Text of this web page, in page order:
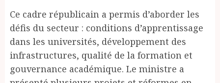
Ce cadre républicain a permis d’aborder les
défis du secteur : conditions d’apprentissage
dans les universités, développement des
infrastructures, qualité de la formation et
gouvernance académique. Le ministre a